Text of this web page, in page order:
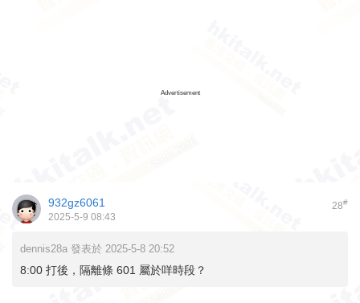
Advertisement
28#
932gz6061
2025-5-9 08:43
dennis28a 發表於 2025-5-8 20:52
8:00 打後，隔離條 601 屬於咩時段？